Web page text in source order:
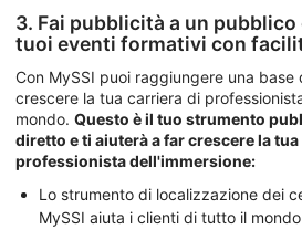
3. Fai pubblicità a un
tuoi eventi formativi con
Con MySSI puoi raggiungere una
crescere la tua carriera di
mondo. Questo è il tuo strumento
diretto e ti aiuterà a far crescere la
professionista dell'immersione:
Lo strumento di localizzazione dei
MySSI aiuta i clienti di tutto il